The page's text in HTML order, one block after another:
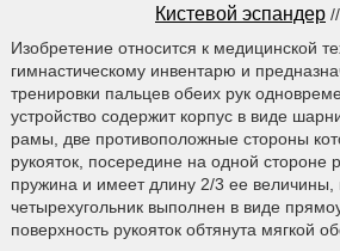
Кистевой эспандер
Изобретение относится к медицинской
гимнастическому инвентарю и
тренировки пальцев обеих рук
устройство содержит корпус в виде
рамы, две противоположные стороны
рукояток, посередине на одной стороне
пружина и имеет длину 2/3 ее величины,
четырехугольник выполнен в виде
поверхность рукояток обтянута мягкой